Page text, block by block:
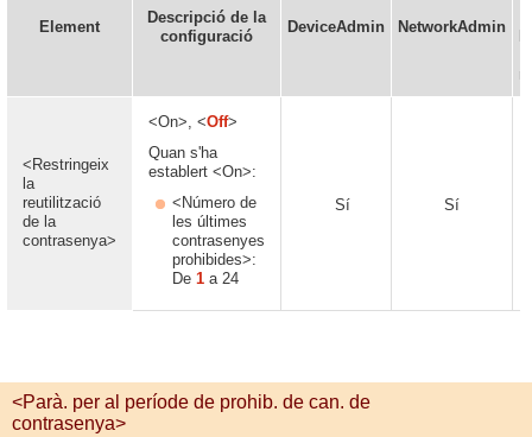
Element
Descripció de la
configuració
DeviceAdmin NetworkAdmin
<Restringeix
la
reutilització
de la
contrasenya>
<On>, <Off>
Quan s'ha
establert <On>:
<Número de
les últimes
contrasenyes
prohibides>:
De 1 a 24
Sí Sí
<Parà. per al període de prohib. de can. de
contrasenya>